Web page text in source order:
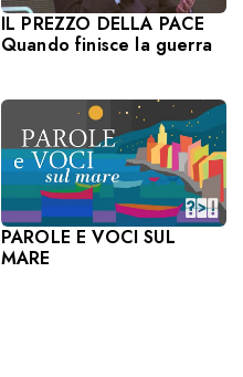
IL PREZZO DELLA PACE
Quando finisce la guerra
PAROLE E VOCI SUL
MARE